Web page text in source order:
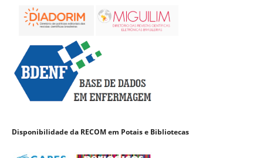
Disponibilidade da RECOM em Potais e Bibliotecas